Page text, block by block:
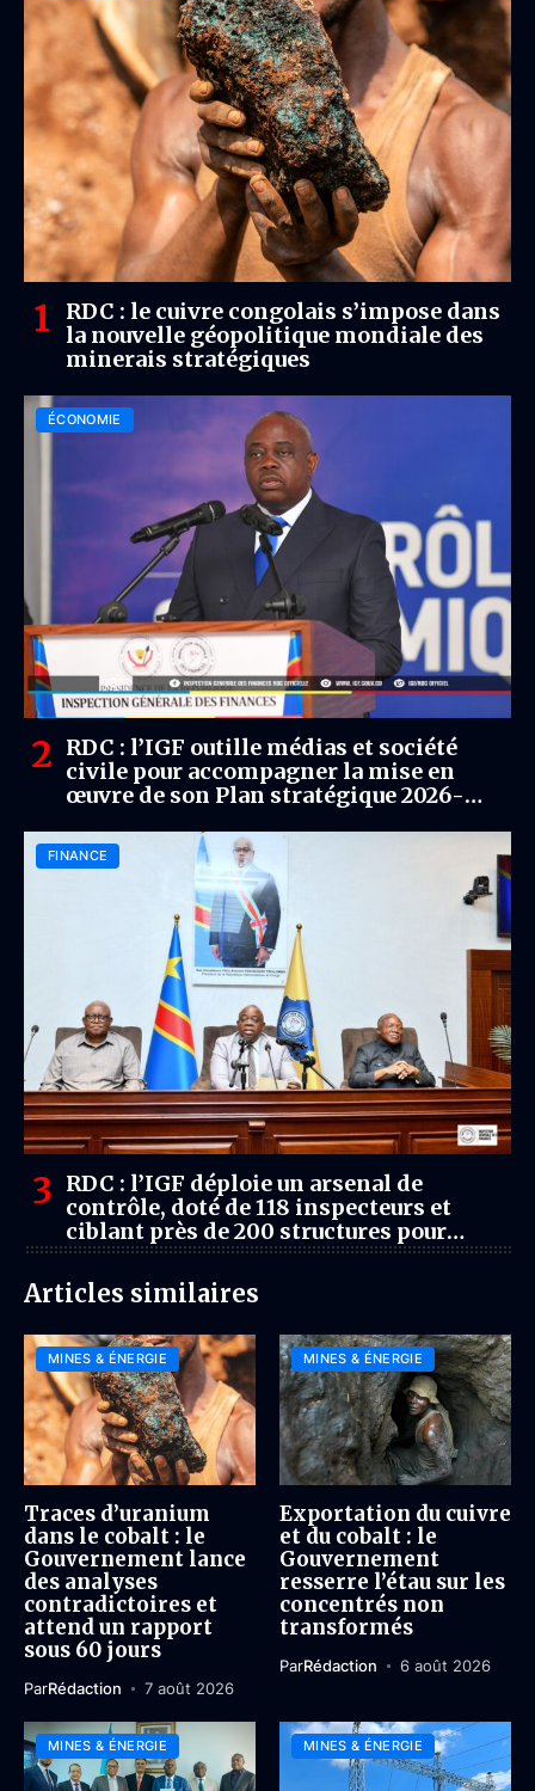
RDC : le cuivre congolais s’impose dans
la nouvelle géopolitique mondiale des
minerais stratégiques
ÉCONOMIE
RDC : l’IGF outille médias et société
civile pour accompagner la mise en
œuvre de son Plan stratégique 2026-
FINANCE
RDC : l’IGF déploie un arsenal de
contrôle, doté de 118 inspecteurs et
ciblant près de 200 structures pour
sécuriser les revenus miniers
Articles similaires
MINES & ÉNERGIE
Traces d’uranium
dans le cobalt : le
Gouvernement lance
des analyses
contradictoires et
attend un rapport
sous 60 jours
ParRédaction 7 août 2026
MINES & ÉNERGIE
Exportation du cuivre
et du cobalt : le
Gouvernement
resserre l’étau sur les
concentrés non
transformés
ParRédaction 6 août 2026
MINES & ÉNERGIE MINES & ÉNERGIE